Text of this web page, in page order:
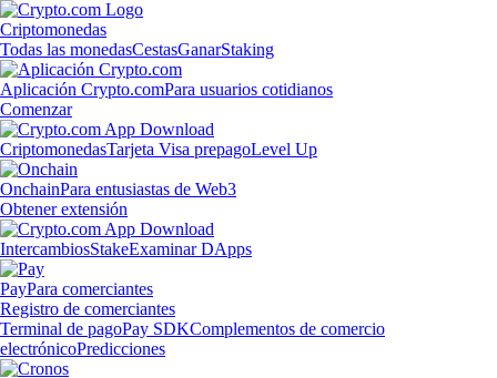
Criptomonedas
Todas las monedasCestasGanarStaking
Aplicación Crypto.comPara usuarios cotidianos
Comenzar
CriptomonedasTarjeta Visa prepagoLevel Up
OnchainPara entusiastas de Web3
Obtener extensión
IntercambiosStakeExaminar DApps
PayPara comerciantes
Registro de comerciantes
Terminal de pagoPay SDKComplementos de comercio
electrónicoPredicciones